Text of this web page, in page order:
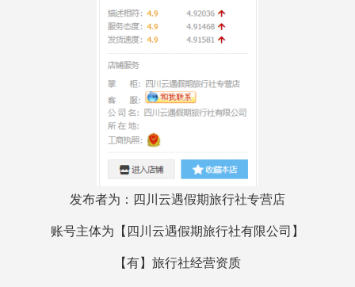
发布者为： 四川云遇假期旅行社专营店
账号主体为【 四川云遇假期旅行社有限公司 】
【有】旅行社经营资质